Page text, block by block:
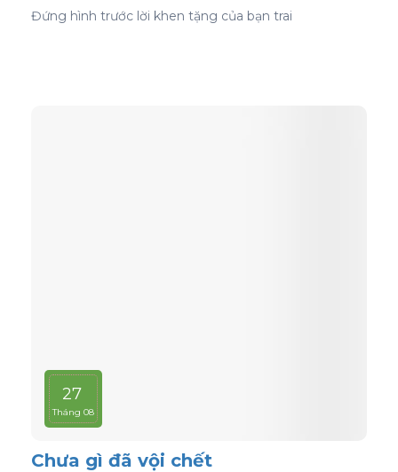
Đứng hình trước lời khen tặng của bạn trai
27
Tháng 08
Chưa gì đã vội chết